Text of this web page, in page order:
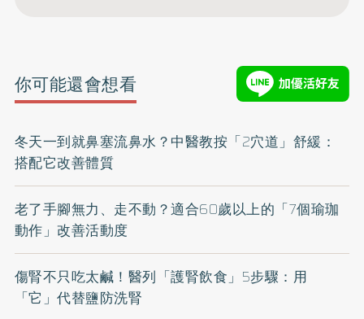
你可能還會想看
冬天一到就鼻塞流鼻水？中醫教按「2穴道」舒緩：
搭配它改善體質
老了手腳無力、走不動？適合60歲以上的「7個瑜珈
動作」改善活動度
傷腎不只吃太鹹！醫列「護腎飲食」5步驟：用
「它」代替鹽防洗腎